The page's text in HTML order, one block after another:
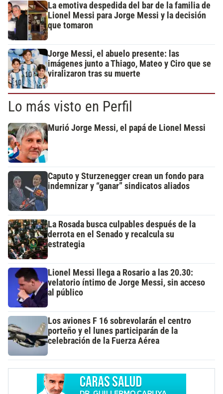
La emotiva despedida del bar de la familia de
Lionel Messi para Jorge Messi y la decisión
que tomaron
Jorge Messi, el abuelo presente: las
imágenes junto a Thiago, Mateo y Ciro que se
viralizaron tras su muerte
Lo más visto en Perfil
Murió Jorge Messi, el papá de Lionel Messi
Caputo y Sturzenegger crean un fondo para
indemnizar y “ganar” sindicatos aliados
La Rosada busca culpables después de la
derrota en el Senado y recalcula su
estrategia
Lionel Messi llega a Rosario a las 20.30:
velatorio íntimo de Jorge Messi, sin acceso
al público
Los aviones F 16 sobrevolarán el centro
porteño y el lunes participarán de la
celebración de la Fuerza Aérea